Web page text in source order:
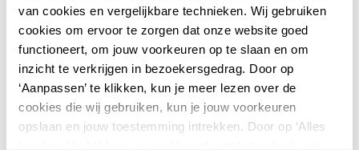
van cookies en vergelijkbare technieken. Wij gebruiken
cookies om ervoor te zorgen dat onze website goed
functioneert, om jouw voorkeuren op te slaan en om
inzicht te verkrijgen in bezoekersgedrag. Door op
‘Aanpassen’ te klikken, kun je meer lezen over de
cookies die wij gebruiken, kun je jouw voorkeuren
opslaan en jouw toestemming intrekken. Door op ‘Alles
294 Reviews